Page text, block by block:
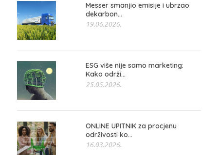
Messer smanjio emisije i ubrzao
dekarbon...
19.06.2026.
ESG više nije samo marketing:
Kako održi...
25.05.2026.
ONLINE UPITNIK za procjenu
održivosti ko...
16.03.2026.